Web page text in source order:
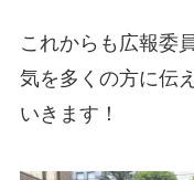
これからも広報委
気を多くの方に伝
いきます！